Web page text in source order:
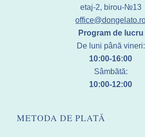
etaj-2, birou-№13
Program de lucru
De luni până vineri:
10:00-16:00
Sâmbătă:
10:00-12:00
METODA DE PLATĂ